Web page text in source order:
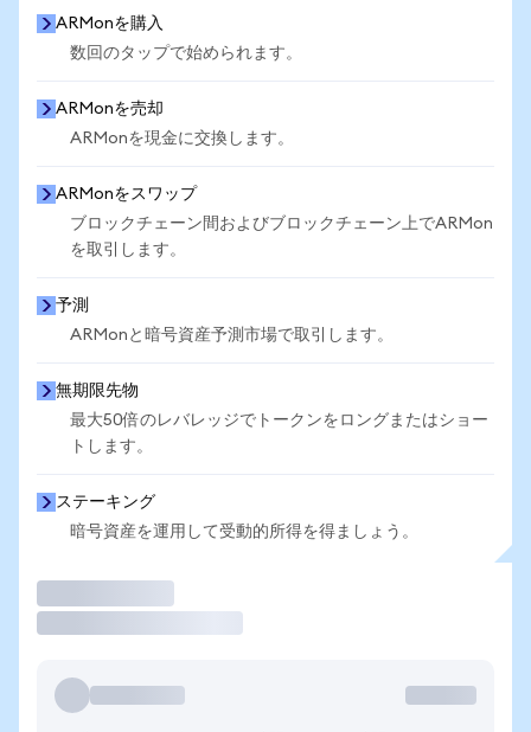
ARMonを購入
数回のタップで始められます。
ARMonを売却
ARMonを現金に交換します。
ARMonをスワップ
ブロックチェーン間およびブロックチェーン上でARMon
を取引します。
予測
ARMonと暗号資産予測市場で取引します。
無期限先物
最大50倍のレバレッジでトークンをロングまたはショー
トします。
ステーキング
暗号資産を運用して受動的所得を得ましょう。